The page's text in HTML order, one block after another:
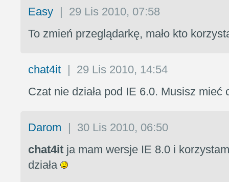
Easy | 29 Lis 2010, 07:58
To zmień przeglądarkę, mało kto
chat4it | 29 Lis 2010, 14:54
Czat nie działa pod IE 6.0. Musisz mieć
Darom | 30 Lis 2010, 06:50
chat4it ja mam wersje IE 8.0 i
działa